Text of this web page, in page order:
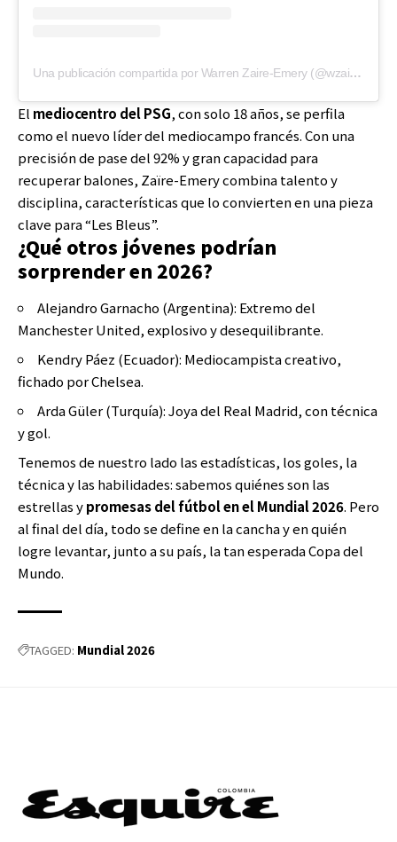
Una publicación compartida por Warren Zaire-Emery (@wzairemery6)
El mediocentro del PSG, con solo 18 años, se perfila
como el nuevo líder del mediocampo francés. Con una
precisión de pase del 92% y gran capacidad para
recuperar balones, Zaïre-Emery combina talento y
disciplina, características que lo convierten en una pieza
clave para “Les Bleus”.
¿Qué otros jóvenes podrían
sorprender en 2026?
Alejandro Garnacho (Argentina): Extremo del
Manchester United, explosivo y desequilibrante.
Kendry Páez (Ecuador): Mediocampista creativo,
fichado por Chelsea.
Arda Güler (Turquía): Joya del Real Madrid, con técnica
y gol.
Tenemos de nuestro lado las estadísticas, los goles, la
técnica y las habilidades: sabemos quiénes son las
estrellas ypromesas del fútbol en el Mundial 2026. Pero
al final del día, todo se define en la cancha y en quién
logre levantar, junto a su país, la tan esperada Copa del
Mundo.
TAGGED: Mundial 2026